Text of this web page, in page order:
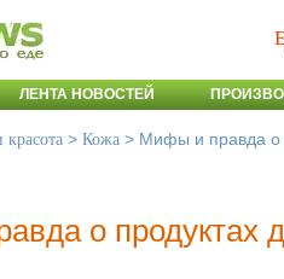
ЛЕНТА НОВОСТЕЙ
красота > Кожа > Мифы и правда о
о продуктах